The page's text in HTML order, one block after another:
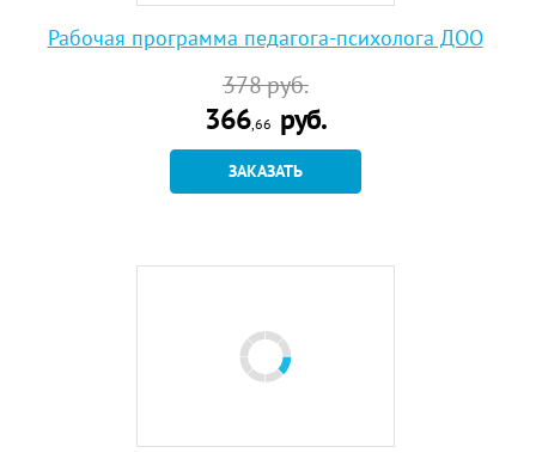
Рабочая программа педагога-психолога ДОО
378руб.
366,66 руб.
ЗАКАЗАТЬ